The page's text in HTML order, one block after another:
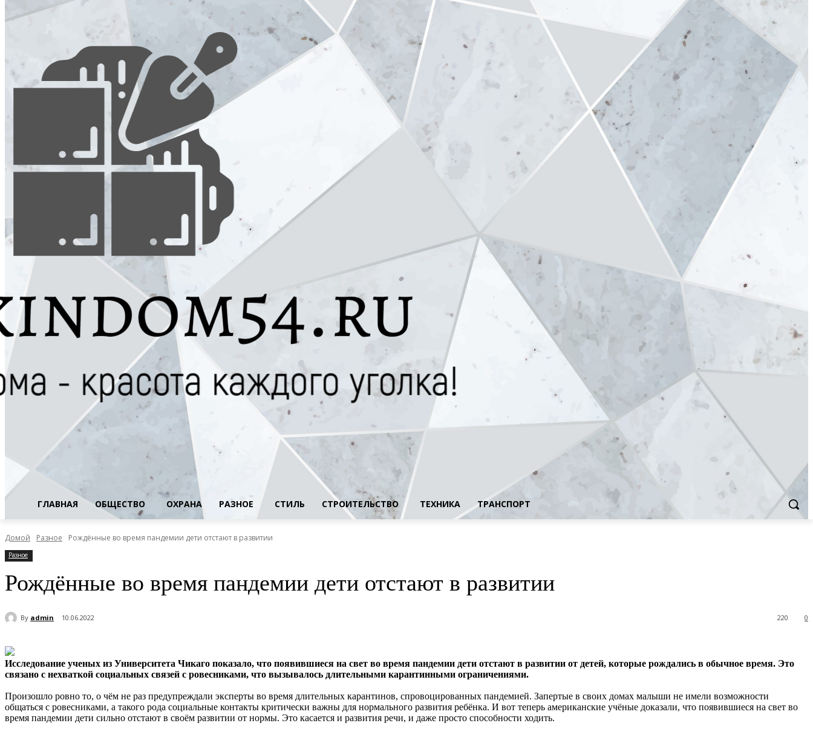
ГЛАВНАЯ ОБЩЕСТВО ОХРАНА РАЗНОЕ СТИЛЬ СТРОИТЕЛЬСТВО ТЕХНИКА ТРАНСПОРТ
Домой Разное Рождённые во время пандемии дети отстают в развитии
Разное
Рождённые во время пандемии дети отстают в развитии
By admin 10.06.2022 0
220
Исследование ученых из Университета Чикаго показало, что появившиеся на свет во время пандемии дети отстают в развитии от детей, которые рождались в обычное время. Это
связано с нехваткой социальных связей с ровесниками, что вызывалось длительными карантинными ограничениями.
Произошло ровно то, о чём не раз предупреждали эксперты во время длительных карантинов, спровоцированных пандемией. Запертые в своих домах малыши не имели возможности
общаться с ровесниками, а такого рода социальные контакты критически важны для нормального развития ребёнка. И вот теперь американские учёные доказали, что появившиеся на свет во
время пандемии дети сильно отстают в своём развитии от нормы. Это касается и развития речи, и даже просто способности ходить.